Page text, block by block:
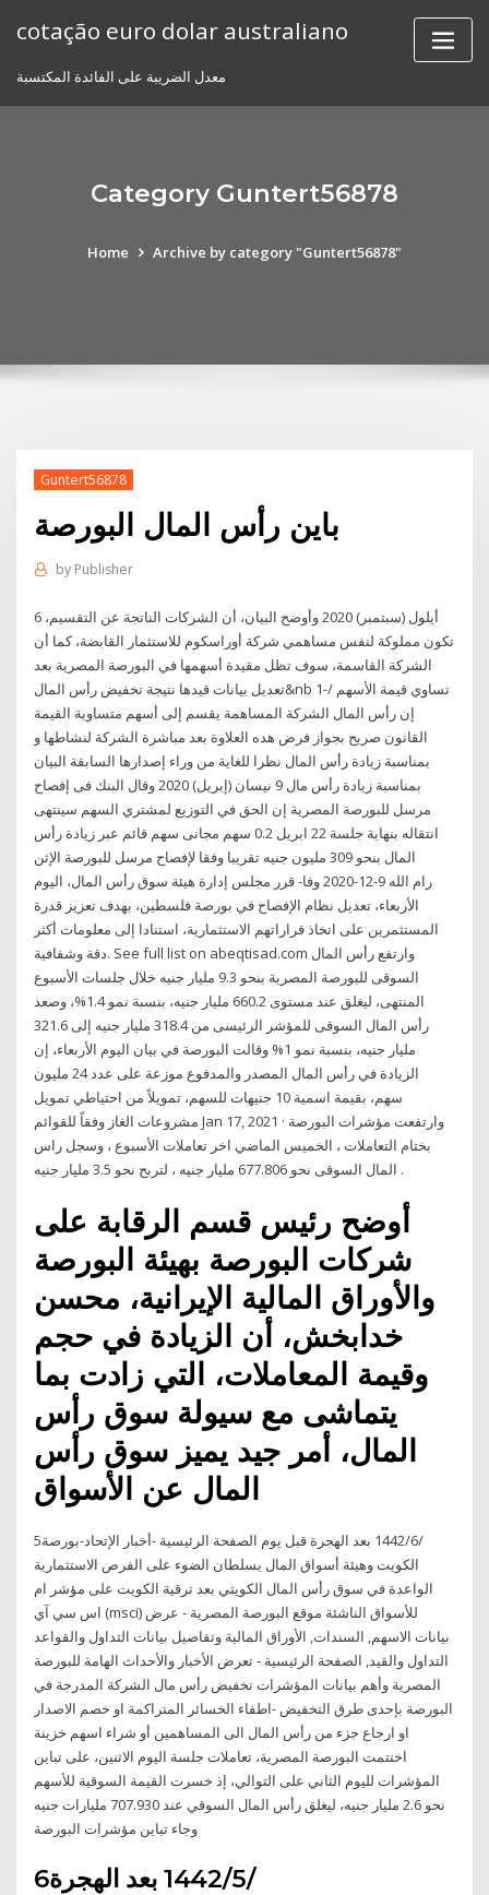
cotação euro dolar australiano
معدل الضريبة على الفائدة المكتسبة
Category Guntert56878
Home Archive by category "Guntert56878"
Guntert56878
باين رأس المال البورصة
by Publisher
6 أيلول (سبتمبر) 2020 وأوضح البيان، أن الشركات الناتجة عن التقسيم،
تكون مملوكة لنفس مساهمي شركة أوراسكوم للاستثمار القابضة، كما أن
الشركة القاسمة، سوف تظل مقيدة أسهمها في البورصة المصرية بعد
تعديل بيانات قيدها نتيجة تخفيض رأس المال&nb 1-تساوي قيمة الأسهم /
إن رأس المال الشركة المساهمة يقسم إلى أسهم متساوية القيمة
القانون صريح بجواز فرض هده العلاوة بعد مباشرة الشركة لنشاطها و
بمناسبة زيادة رأس المال نظرا للغاية من وراء إصدارها السابقة البيان
بمناسبة زيادة رأس مال 9 نيسان (إبريل) 2020 وقال البنك فى إفصاح
مرسل للبورصة المصرية إن الحق في التوزيع لمشتري السهم سينتهى
انتقاله بنهاية جلسة 22 ابريل 0.2 سهم مجانى سهم قائم عبر زيادة رأس
المال بنحو 309 مليون جنيه تقريبا وفقا لإفصاح مرسل للبورصة الإثن
رام الله 9-12-2020 وفا- قرر مجلس إدارة هيئة سوق رأس المال، اليوم
الأربعاء، تعديل نظام الإفصاح في بورصة فلسطين، بهدف تعزيز قدرة
المستثمرين على اتخاذ قراراتهم الاستثمارية، استنادا إلى معلومات أكثر
دقة وشفافية. See full list on abeqtisad.com وارتفع رأس المال
السوقى للبورصة المصرية بنحو 9.3 مليار جنيه خلال جلسات الأسبوع
المنتهى، ليغلق عند مستوى 660.2 مليار جنيه، بنسبة نمو 1.4%، وصعد
رأس المال السوقى للمؤشر الرئيسى من 318.4 مليار جنيه إلى 321.6
مليار جنيه، بنسبة نمو 1% وقالت البورصة في بيان اليوم الأربعاء، إن
الزيادة في رأس المال المصدر والمدفوع موزعة على عدد 24 مليون
سهم، بقيمة اسمية 10 جنيهات للسهم، تمويلاً من احتياطي تمويل
مشروعات الغاز وفقاً للقوائم Jan 17, 2021 · وارتفعت مؤشرات البورصة
بختام التعاملات ، الخميس الماضي اخر تعاملات الأسبوع ، وسجل راس
المال السوقى نحو 677.806 مليار جنيه ، لتربح نحو 3.5 مليار جنيه .
أوضح رئيس قسم الرقابة على
شركات البورصة بهيئة البورصة
والأوراق المالية الإيرانية، محسن
خدابخش، أن الزيادة في حجم
وقيمة المعاملات، التي زادت بما
يتماشى مع سيولة سوق رأس
المال، أمر جيد يميز سوق رأس
المال عن الأسواق
5‏‏/6‏‏/1442 بعد الهجرة قبل يوم الصفحة الرئيسية -أخبار الإتحاد-بورصة
الكويت وهيئة أسواق المال يسلطان الضوء على الفرص الاستثمارية
الواعدة في سوق رأس المال الكويتي بعد ترقية الكويت على مؤشر ام
اس سي آي (msci) للأسواق الناشئة موقع البورصة المصرية - عرض
بيانات الاسهم, السندات, الأوراق المالية وتفاصيل بيانات التداول والقواعد
التداول والقيد, الصفحة الرئيسية - تعرض الأخبار والأحداث الهامة للبورصة
المصرية وأهم بيانات المؤشرات تخفيض رأس مال الشركة المدرجة في
البورصة بإحدى طرق التخفيض -اطفاء الخسائر المتراكمة او خصم الاصدار
او ارجاع جزء من رأس المال الى المساهمين أو شراء اسهم خزينة
اختتمت البورصة المصرية، تعاملات جلسة اليوم الاثنين، على تباين
المؤشرات لليوم الثاني على التوالي، إذ خسرت القيمة السوقية للأسهم
نحو 2.6 مليار جنيه، ليغلق رأس المال السوقي عند 707.930 مليارات جنيه
وجاء تباين مؤشرات البورصة
6‏‏/5‏‏/1442 بعد الهجرة